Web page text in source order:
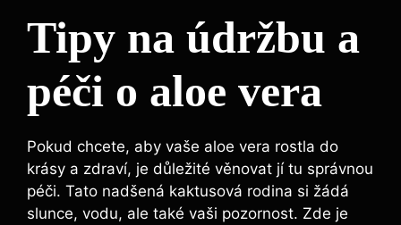
Tipy na údržbu a
péči o aloe vera
Pokud chcete, aby vaše aloe vera rostla do
krásy a zdraví, je důležité věnovat jí tu správnou
péči. Tato nadšená kaktusová rodina si žádá
slunce, vodu, ale také vaši pozornost. Zde je